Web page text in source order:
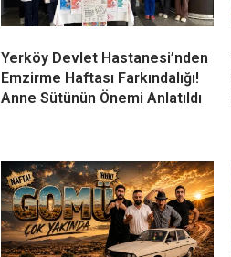
Yerköy Devlet Hastanesi’nden
Emzirme Haftası Farkındalığı!
Anne Sütünün Önemi Anlatıldı